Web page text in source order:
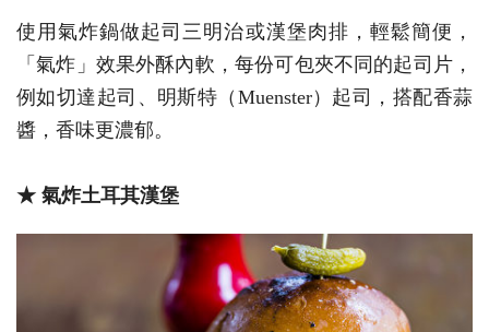
使用氣炸鍋做起司三明治或漢堡肉排，輕鬆簡便，
「氣炸」效果外酥內軟，每份可包夾不同的起司片，
例如切達起司、明斯特（Muenster）起司，搭配香蒜
醬，香味更濃郁。
★ 氣炸土耳其漢堡